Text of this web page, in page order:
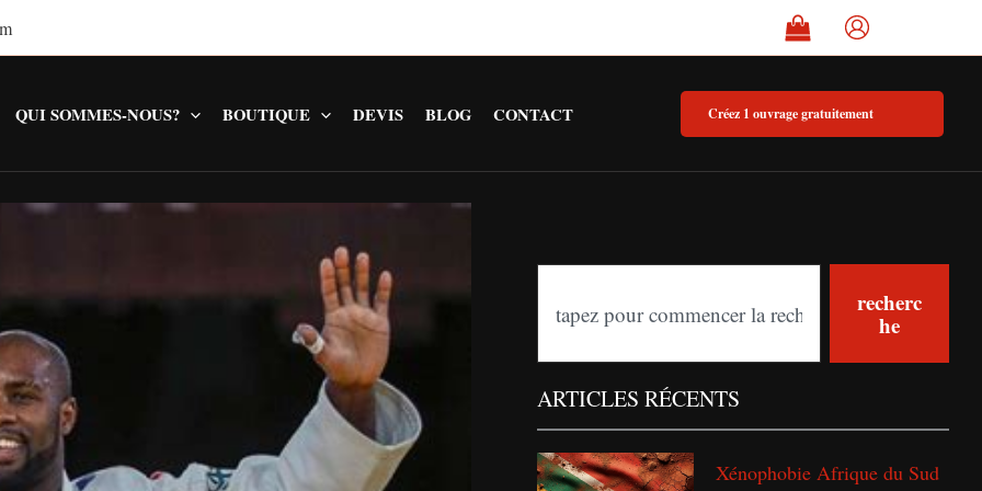
QUI SOMMES-NOUS? BOUTIQUE DEVIS BLOG CONTACT Créez 1 ouvrage gratuitement
a
r
c
recherc
he
ARTICLES RÉCENTS
Xénophobie Afrique du Sud